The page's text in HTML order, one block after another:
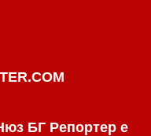
БГ Репортер е